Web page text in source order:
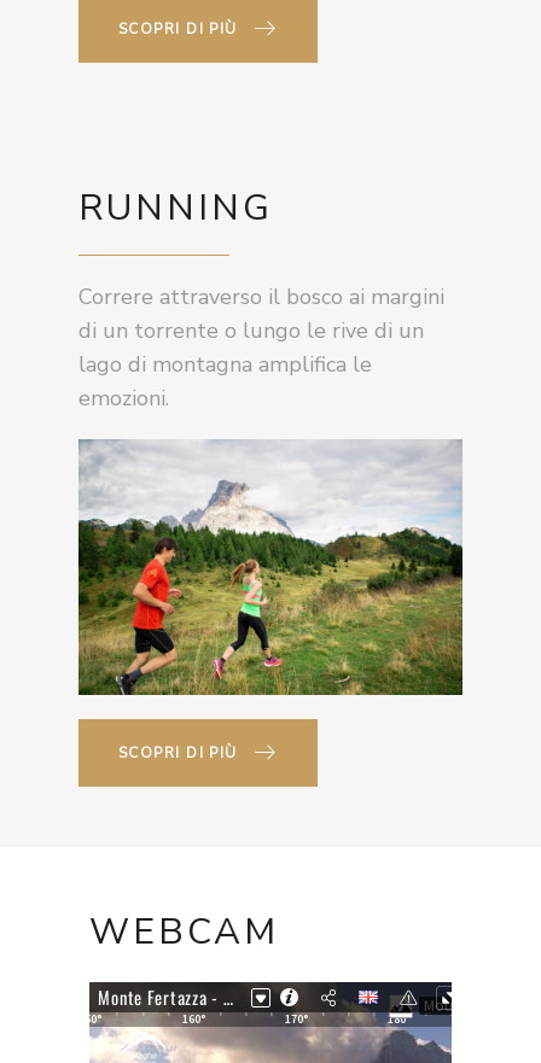
SCOPRI DI PIÙ
RUNNING
Correre attraverso il bosco ai margini
di un torrente o lungo le rive di un
lago di montagna amplifica le
emozioni.
SCOPRI DI PIÙ
WEBCAM